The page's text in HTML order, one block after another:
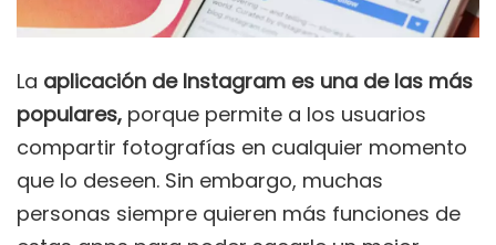
La aplicación de Instagram es una de las más
populares, porque permite a los usuarios
compartir fotografías en cualquier momento
que lo deseen. Sin embargo, muchas
personas siempre quieren más funciones de